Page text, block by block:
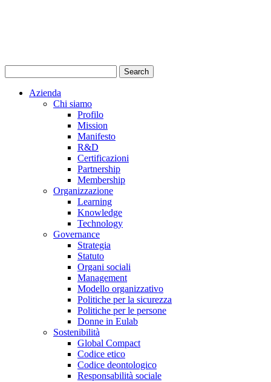
Azienda
Chi siamo
Profilo
Mission
Manifesto
R&D
Certificazioni
Partnership
Membership
Organizzazione
Learning
Knowledge
Technology
Governance
Strategia
Statuto
Organi sociali
Management
Modello organizzativo
Politiche per la sicurezza
Politiche per le persone
Donne in Eulab
Sostenibilità
Global Compact
Codice etico
Codice deontologico
Responsabilità sociale